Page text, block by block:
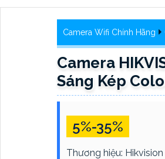
Camera Wifi Chính Hãng
Camera
Sáng Kép
5%-35%
Thương hiệu: Hikvision